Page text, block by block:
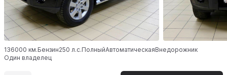
136000 км.Бензин250 л.с.ПолныйАвтоматическаяВнедорожник
Один владелец